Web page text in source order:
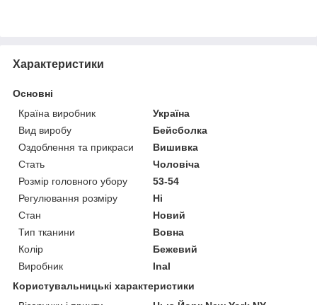
Характеристики
Основні
Країна виробник
Україна
Вид виробу
Бейсболка
Оздоблення та прикраси
Вишивка
Стать
Чоловіча
Розмір головного убору
53-54
Регулювання розміру
Ні
Стан
Новий
Тип тканини
Вовна
Колір
Бежевий
Виробник
Inal
Користувальницькі характеристики